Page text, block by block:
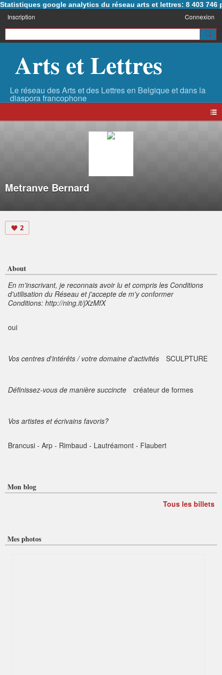
Statistiques google analytics du réseau arts et lettres: 8 403 746
Inscription Connexion
Arts et Lettres
Metranve Bernard
2
About
En m'inscrivant, je reconnais avoir lu et compris les Conditions
d'utilisation du Réseau et j'accepte de m'y conformer
Conditions: http://ning.it/jXzMfX
oui
Vos centres d'intérêts / votre domaine d'activités SCULPTURE
Définissez-vous de manière succincte créateur de formes
Vos artistes et écrivains favoris?
Brancusi - Arp - Rimbaud - Lautréamont - Flaubert
Mon blog
Tous les billets
Mes photos